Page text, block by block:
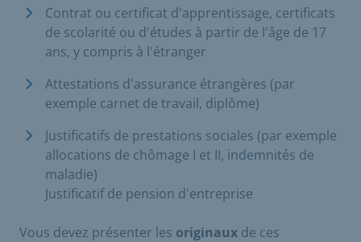
Contrat ou certificat d'apprentissage, certificats
de scolarité ou d'études à partir de l'âge de 17
ans, y compris à l'étranger
Attestations d'assurance étrangères (par
exemple carnet de travail, diplôme)
Justificatifs de prestations sociales (par exemple
allocations de chômage I et II, indemnités de
maladie)
Justificatif de pension d'entreprise
Vous devez présenter les originaux de ces